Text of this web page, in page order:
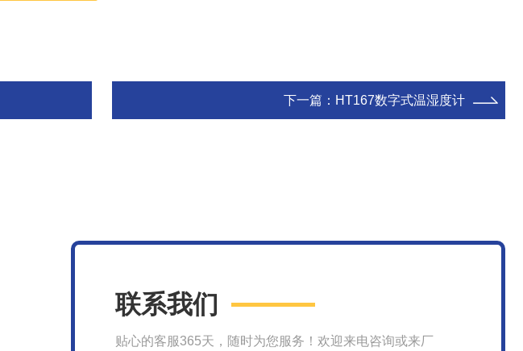
下一篇： HT167数字式温湿度计
联系我们
贴心的客服365天，随时为您服务！欢迎来电咨询或来厂